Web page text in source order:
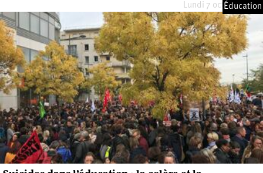
Lundi 7 octobre 2019
Éducation